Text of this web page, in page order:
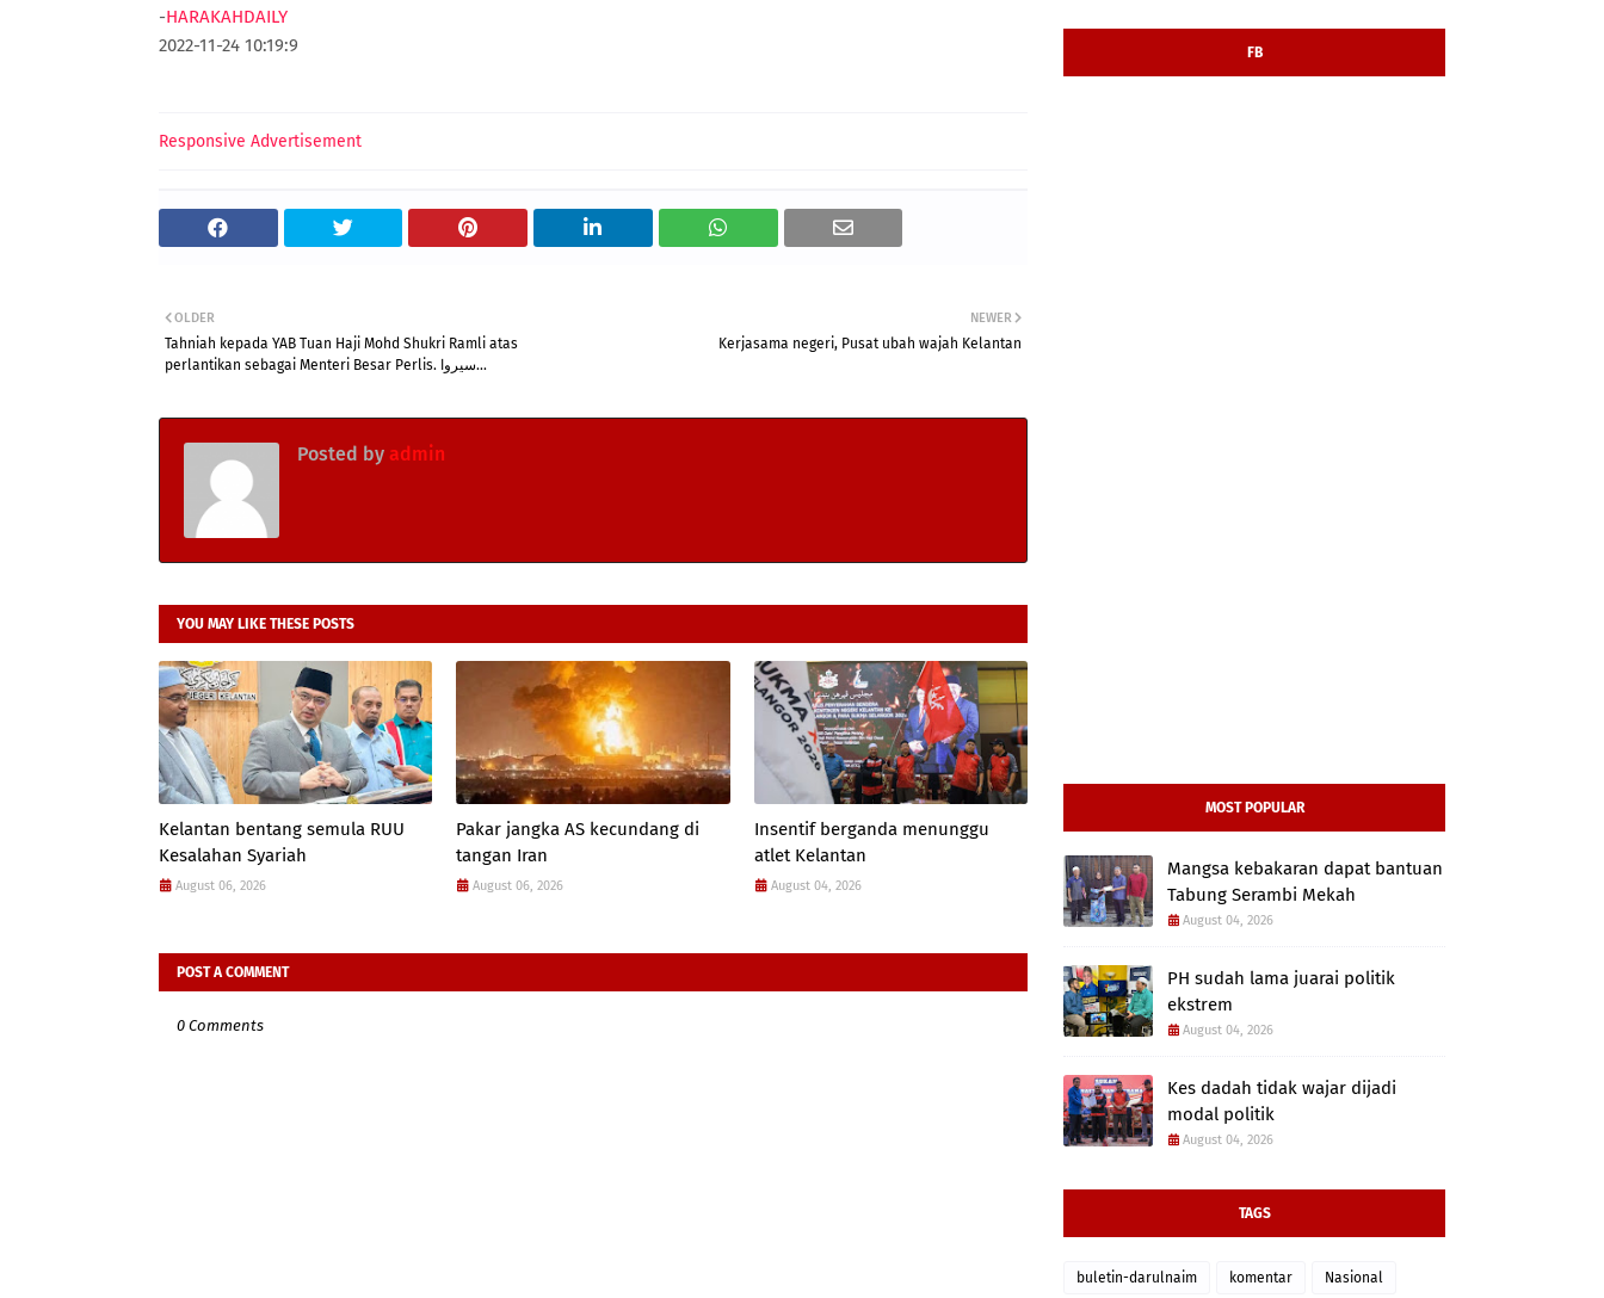
-HARAKAHDAILY
2022-11-24 10:19:9
Responsive Advertisement
NEWER
Kerjasama negeri, Pusat ubah wajah Kelantan
OLDER
Tahniah kepada YAB Tuan Haji Mohd Shukri Ramli atas
perlantikan sebagai Menteri Besar Perlis. سيروا...
Posted by admin
YOU MAY LIKE THESE POSTS
Kelantan bentang semula RUU
Kesalahan Syariah
August 06, 2026
Pakar jangka AS kecundang di
tangan Iran
August 06, 2026
Insentif berganda menunggu
atlet Kelantan
August 04, 2026
POST A COMMENT
0 Comments
FB
MOST POPULAR
Mangsa kebakaran dapat bantuan
Tabung Serambi Mekah
August 04, 2026
PH sudah lama juarai politik
ekstrem
August 04, 2026
Kes dadah tidak wajar dijadi
modal politik
August 04, 2026
TAGS
buletin-darulnaim komentar Nasional